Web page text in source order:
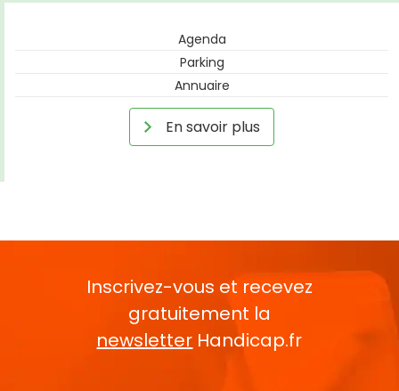
Agenda
Parking
Annuaire
En savoir plus
Inscrivez-vous et recevez
gratuitement la
newsletter Handicap.fr